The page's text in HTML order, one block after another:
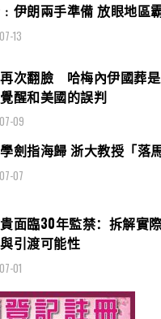
伊朗兩手準備 放眼地區
13
次翻臉 哈梅內伊國葬
醒和美國的誤判
09
劍指海歸 浙大教授「落馬
07
面臨30年監禁：拆解實
引渡可能性
01